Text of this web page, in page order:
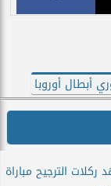
أبطال أوروبا
ركلات الترجيح مباراة